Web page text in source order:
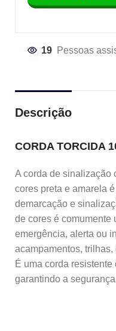
19 Pessoas
Descrição
CORDA TORCIDA
A corda de sinalização
cores preta e amarela
demarcação e
de cores é comumente
emergência, alerta ou
acampamentos,
É uma corda
garantindo a